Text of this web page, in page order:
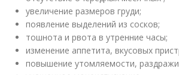
увеличение размеров груди;
появление выделений из сосков;
тошнота и рвота в утренние часы;
изменение аппетита, вкусовых
повышение утомляемости,